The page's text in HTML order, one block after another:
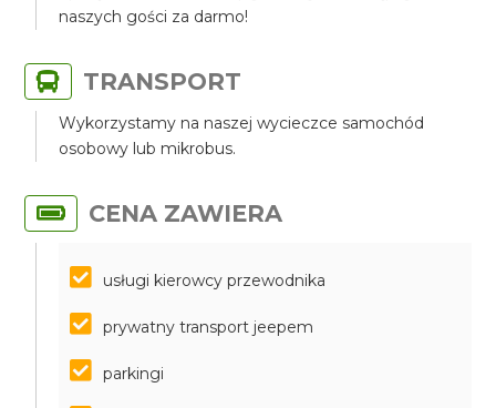
naszych gości za darmo!
TRANSPORT
Wykorzystamy na naszej wycieczce samochód
osobowy lub mikrobus.
CENA ZAWIERA
usługi kierowcy przewodnika
prywatny transport jeepem
parkingi